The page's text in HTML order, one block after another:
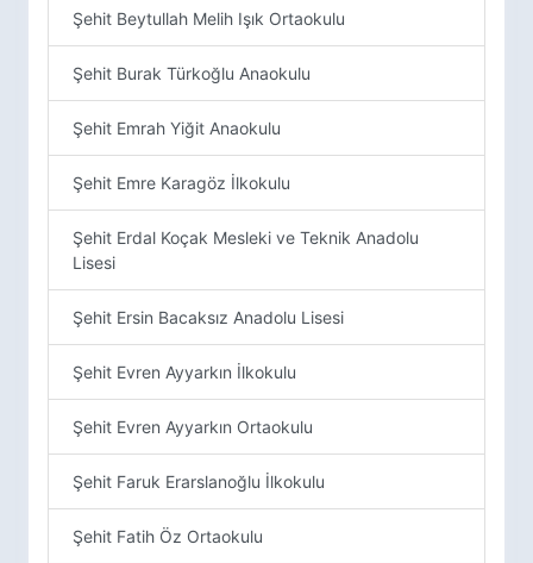
Şehit Beytullah Melih Işık Ortaokulu
Şehit Burak Türkoğlu Anaokulu
Şehit Emrah Yiğit Anaokulu
Şehit Emre Karagöz İlkokulu
Şehit Erdal Koçak Mesleki ve Teknik Anadolu
Lisesi
Şehit Ersin Bacaksız Anadolu Lisesi
Şehit Evren Ayyarkın İlkokulu
Şehit Evren Ayyarkın Ortaokulu
Şehit Faruk Erarslanoğlu İlkokulu
Şehit Fatih Öz Ortaokulu